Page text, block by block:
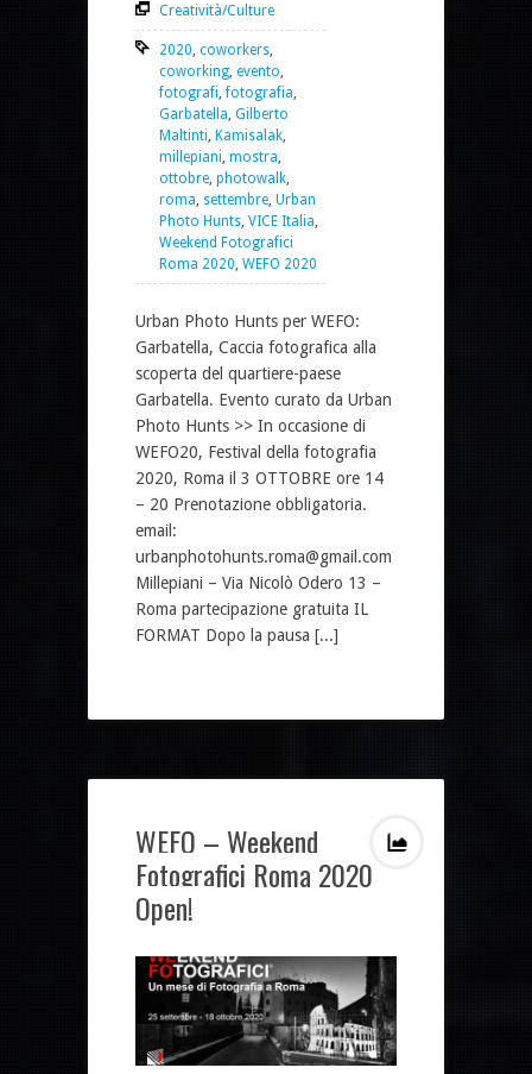
Creatività/Culture
2020, coworkers,
coworking, evento,
fotografi,fotografia,
Garbatella, Gilberto
Maltinti, Kamisalak,
millepiani, mostra,
ottobre, photowalk,
roma, settembre, Urban
Photo Hunts, VICE Italia,
Weekend Fotografici
Roma 2020, WEFO 2020
Urban Photo Hunts per WEFO:
Garbatella, Caccia fotografica alla
scoperta del quartiere-paese
Garbatella. Evento curato da Urban
Photo Hunts >> In occasione di
WEFO20, Festival della fotografia
2020, Roma il 3 OTTOBRE ore 14
– 20 Prenotazione obbligatoria.
email:
urbanphotohunts.roma@gmail.com
Millepiani – Via Nicolò Odero 13 –
Roma partecipazione gratuita IL
FORMAT Dopo la pausa [...]
WEFO – Weekend
Fotografici Roma 2020
Open!